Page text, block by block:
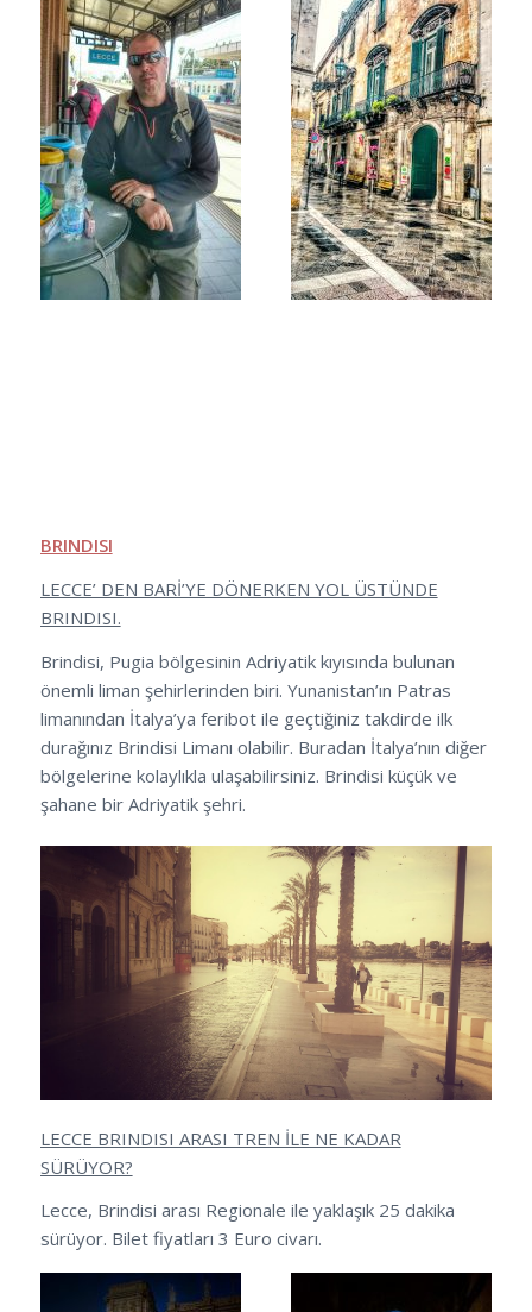
BRINDISI
LECCE’ DEN BARİ’YE DÖNERKEN YOL ÜSTÜNDE
BRINDISI.
Brindisi, Pugia bölgesinin Adriyatik kıyısında bulunan
önemli liman şehirlerinden biri. Yunanistan’ın Patras
limanından İtalya’ya feribot ile geçtiğiniz takdirde ilk
durağınız Brindisi Limanı olabilir. Buradan İtalya’nın diğer
bölgelerine kolaylıkla ulaşabilirsiniz. Brindisi küçük ve
şahane bir Adriyatik şehri.
LECCE BRINDISI ARASI TREN İLE NE KADAR
SÜRÜYOR?
Lecce, Brindisi arası Regionale ile yaklaşık 25 dakika
sürüyor. Bilet fiyatları 3 Euro civarı.